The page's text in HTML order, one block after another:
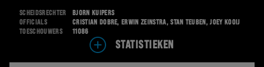
Scheidsrechter
Björn Kuipers
Officials
Cristian Dobre, Erwin Zeinstra, Stan Teuben, Joey Kooij
Toeschouwers
11086
STATISTIEKEN